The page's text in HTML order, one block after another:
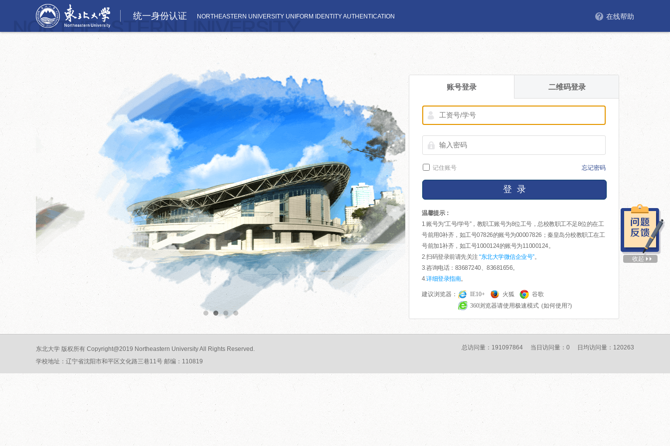
统一身份认证 NORTHEASTERN UNIVERSITY UNIFORM IDENTITY AUTHENTICATION 在线帮助
账号登录 二维码登录
记住账号 忘记密码
登 录
温馨提示：
1.账号为“工号/学号”，教职工账号为8位工号，总校教职工不足8位的在工
号前用0补齐，如工号07826的账号为00007826；秦皇岛分校教职工在工
号前加1补齐，如工号1000124的账号为11000124。
2.扫码登录前请先关注 “东北大学微信企业号”。
3.咨询电话：83687240、83681656。
4.详细登录指南。
建议浏览器： IE10+ 火狐
谷歌
360浏览器请使用极速模式 (如何使用?)
东北大学 版权所有 Copyright@2019 Northeastern University All Rights Reserved.
学校地址：辽宁省沈阳市和平区文化路三巷11号 邮编：110819
总访问量：191097864 当日访问量：0 日均访问量：120263
收起